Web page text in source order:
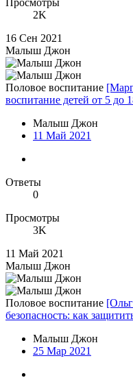
Просмотры
2K
16 Сен 2021
Малыш Джон
Половое воспитание
воспитание детей от 5 до
Малыш Джон
11 Май 2021
Ответы
0
Просмотры
3K
11 Май 2021
Малыш Джон
Половое воспитание
безопасность: как
Малыш Джон
25 Мар 2021